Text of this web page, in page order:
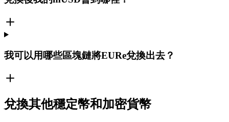
我可以用哪些區塊鏈將EURe兌換出去？
兌換其他穩定幣和加密貨幣